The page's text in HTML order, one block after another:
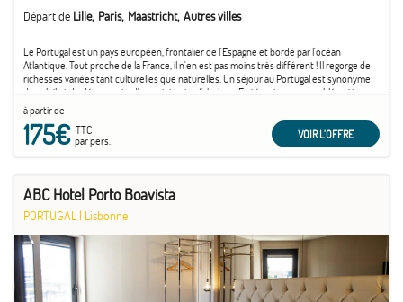
Départ de Lille Paris Maastricht Autres villes
Le Portugal est un pays européen, frontalier de l'Espagne et bordé par l'océan
Atlantique. Tout proche de la France, il n'en est pas moins très différent ! Il regorge de
richesses variées tant culturelles que naturelles. Un séjour au Portugal est synonyme
de soleil et de découverte d'un patrimoine fabuleux. En témoigne son emblématique
capitale ...
à partir de
175€TTC
par pers.
VOIR L'OFFRE
ABC Hotel Porto Boavista
PORTUGAL | Lisbonne